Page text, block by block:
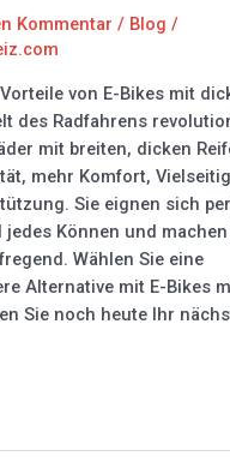
Kommentar / Blog /
von E-Bikes mit
des Radfahrens
mit breiten, dicken
mehr Komfort,
Sie eignen sich
jedes Können und
Wählen Sie eine
Alternative mit E-Bikes
Sie noch heute Ihr